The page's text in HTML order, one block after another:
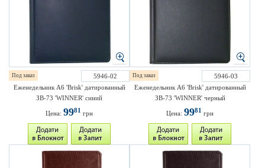
Под заказ
5946-02
Еженедельник A6 'Brisk' датированный
ЗВ-73 'WINNER' синий
Цена: 9981 грн
Под заказ
5946-03
Еженедельник A6 'Brisk' датированный
ЗВ-73 'WINNER' черный
Цена: 9981 грн